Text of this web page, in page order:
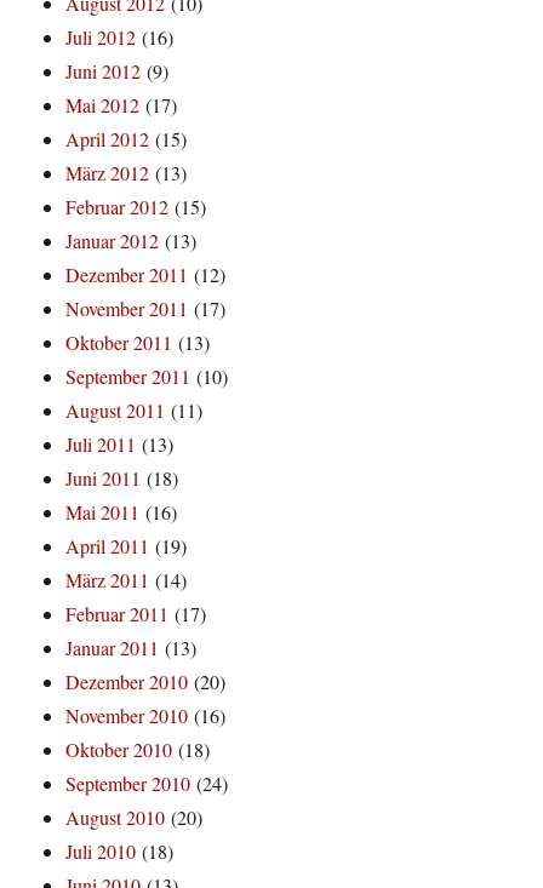
Juli 2012 (16)
Juni 2012 (9)
Mai 2012 (17)
April 2012 (15)
März 2012 (13)
Februar 2012 (15)
Januar 2012 (13)
Dezember 2011 (12)
November 2011 (17)
Oktober 2011 (13)
September 2011 (10)
August 2011 (11)
Juli 2011 (13)
Juni 2011 (18)
Mai 2011 (16)
April 2011 (19)
März 2011 (14)
Februar 2011 (17)
Januar 2011 (13)
Dezember 2010 (20)
November 2010 (16)
Oktober 2010 (18)
September 2010 (24)
August 2010 (20)
Juli 2010 (18)